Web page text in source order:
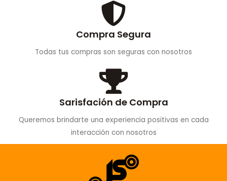
Compra Segura
Todas tus compras son seguras con nosotros
Sarisfación de Compra
Queremos brindarte una experiencia positivas en cada
interacción con nosotros